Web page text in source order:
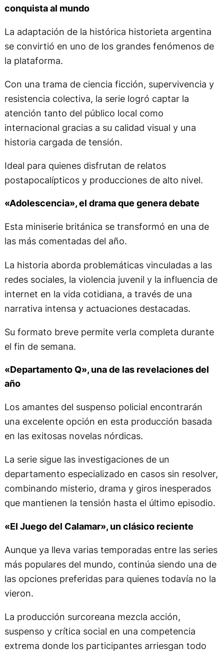
conquista al mundo
La adaptación de la histórica historieta argentina
se convirtió en uno de los grandes fenómenos de
la plataforma.
Con una trama de ciencia ficción, supervivencia y
resistencia colectiva, la serie logró captar la
atención tanto del público local como
internacional gracias a su calidad visual y una
historia cargada de tensión.
Ideal para quienes disfrutan de relatos
postapocalípticos y producciones de alto nivel.
«Adolescencia», el drama que genera debate
Esta miniserie británica se transformó en una de
las más comentadas del año.
La historia aborda problemáticas vinculadas a las
redes sociales, la violencia juvenil y la influencia de
internet en la vida cotidiana, a través de una
narrativa intensa y actuaciones destacadas.
Su formato breve permite verla completa durante
el fin de semana.
«Departamento Q», una de las revelaciones del
año
Los amantes del suspenso policial encontrarán
una excelente opción en esta producción basada
en las exitosas novelas nórdicas.
La serie sigue las investigaciones de un
departamento especializado en casos sin resolver,
combinando misterio, drama y giros inesperados
que mantienen la tensión hasta el último episodio.
«El Juego del Calamar», un clásico reciente
Aunque ya lleva varias temporadas entre las series
más populares del mundo, continúa siendo una de
las opciones preferidas para quienes todavía no la
vieron.
La producción surcoreana mezcla acción,
suspenso y crítica social en una competencia
extrema donde los participantes arriesgan todo